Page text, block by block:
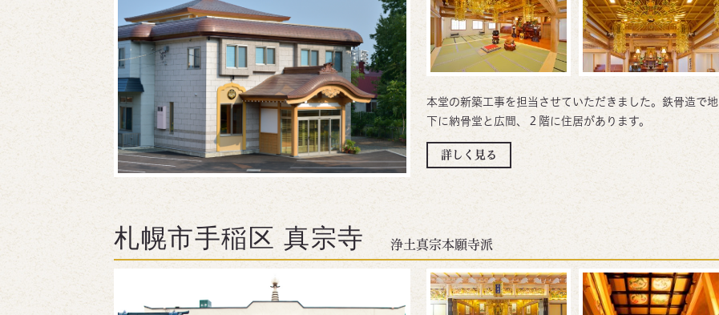
本堂の新築工事を担当させていただきました。鉄骨造で地
下に納骨堂と広間、２階に住居があります。
詳しく見る
札幌市手稲区 真宗寺 浄土真宗本願寺派